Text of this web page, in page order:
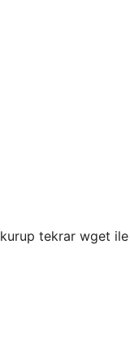
tekrar wget ile